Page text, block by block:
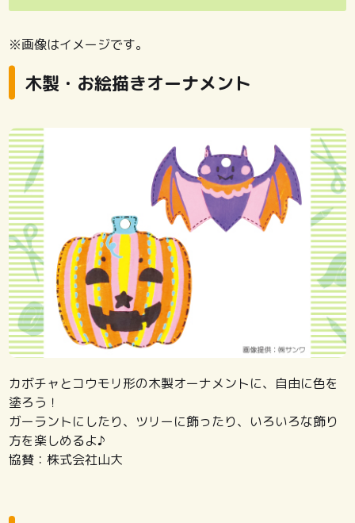
※画像はイメージです。
木製・お絵描きオーナメント
カボチャとコウモリ形の木製オーナメントに、自由に色を
塗ろう！
ガーラントにしたり、ツリーに飾ったり、いろいろな飾り
方を楽しめるよ♪
協賛：株式会社山大